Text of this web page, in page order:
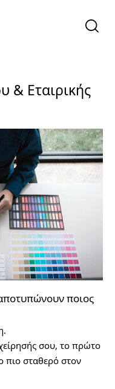
& Εταιρικής
ποιος
σου, το πρώτο
πιο σταθερό στον